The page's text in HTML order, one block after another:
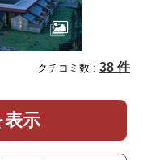
クチコミ数 : 38 件
表示